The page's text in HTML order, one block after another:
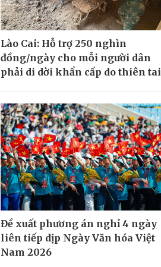
Lào Cai: Hỗ trợ 250 nghìn
đồng/ngày cho mỗi người dân
phải di dời khẩn cấp do thiên tai
Đề xuất phương án nghỉ 4 ngày
liên tiếp dịp Ngày Văn hóa Việt
Nam 2026